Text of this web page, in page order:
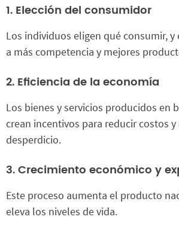
1. Elección del consumidor
Los individuos eligen qué consumir, y
a más competencia y mejores
2. Eficiencia de la economía
Los bienes y servicios producidos en
crean incentivos para reducir costos y
desperdicio.
3. Crecimiento económico y
Este proceso aumenta el producto
eleva los niveles de vida.